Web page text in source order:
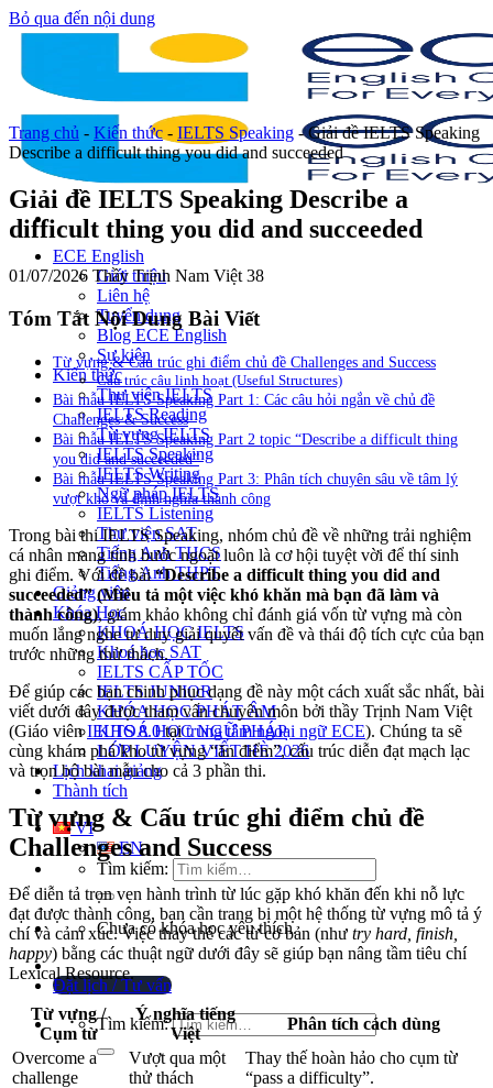
Bỏ qua đến nội dung
ECE English
Giới thiệu
Liên hệ
Tuyển dụng
Blog ECE English
Sự kiện
Kiến thức
Thư viện IELTS
IELTS Reading
Từ vựng IELTS
IELTS Speaking
IELTS Writing
Ngữ pháp IELTS
IELTS Listening
Thư viện SAT
Tiếng Anh THCS
Tiếng Anh THPT
Giảng viên
Khóa Học
KHOÁ HỌC IELTS
Khoá học SAT
IELTS CẤP TỐC
IELTS JUNIOR
KHÓA HỌC PHÁT ÂM
KHOÁ HỌC NGỮ PHÁP
LỚP LUYỆN VIẾT HÈ 2026
Lịch khai giảng
Thành tích
VI
EN
Tìm kiếm:
Chưa có khóa học yêu thích.
Đặt lịch / Tư vấn
Tìm kiếm:
Trang chủ - Kiến thức - IELTS Speaking -Giải đề IELTS Speaking
Describe a difficult thing you did and succeeded
Giải đề IELTS Speaking Describe a
difficult thing you did and succeeded
01/07/2026 Thầy Trịnh Nam Việt 38
Tóm Tắt Nội Dung Bài Viết
Từ vựng & Cấu trúc ghi điểm chủ đề Challenges and Success
Cấu trúc câu linh hoạt (Useful Structures)
Bài mẫu IELTS Speaking Part 1: Các câu hỏi ngắn về chủ đề
Challenges & Success
Bài mẫu IELTS Speaking Part 2 topic “Describe a difficult thing
you did and succeeded”
Bài mẫu IELTS Speaking Part 3: Phân tích chuyên sâu về tâm lý
vượt khó và định nghĩa thành công
Trong bài thi IELTS Speaking, nhóm chủ đề về những trải nghiệm
cá nhân mang tính bước ngoặt luôn là cơ hội tuyệt vời để thí sinh
ghi điểm. Với đề bài“Describe a difficult thing you did and
succeeded” (Miêu tả một việc khó khăn mà bạn đã làm và
thành công), giám khảo không chỉ đánh giá vốn từ vựng mà còn
muốn lắng nghe tư duy giải quyết vấn đề và thái độ tích cực của bạn
trước những thử thách.
Để giúp các bạn chinh phục dạng đề này một cách xuất sắc nhất, bài
viết dưới đây được tham vấn chuyên môn bởi thầy Trịnh Nam Việt
(Giáo viênIELTS 8.0tạitrung tâm ngoại ngữ ECE). Chúng ta sẽ
cùng khám phá kho từ vựng “ăn điểm”, cấu trúc diễn đạt mạch lạc
và trọn bộ bài mẫu cho cả 3 phần thi.
Từ vựng & Cấu trúc ghi điểm chủ đề
Challenges and Success
Để diễn tả trọn vẹn hành trình từ lúc gặp khó khăn đến khi nỗ lực
đạt được thành công, bạn cần trang bị một hệ thống từ vựng mô tả ý
chí và cảm xúc. Việc thay thế các từ cơ bản (như try hard, finish,
happy) bằng các thuật ngữ dưới đây sẽ giúp bạn nâng tầm tiêu chí
Lexical Resource.
Từ vựng /
Cụm từ
Ý nghĩa tiếng
Việt
Phân tích cách dùng
Overcome a
challenge
Vượt qua một
thử thách
Thay thế hoàn hảo cho cụm từ
“pass a difficulty”.